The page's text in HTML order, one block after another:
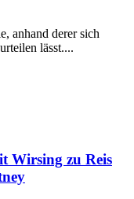
anhand derer sich
lässt....
Wirsing zu Reis